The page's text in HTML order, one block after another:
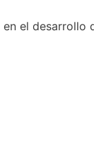
el desarrollo